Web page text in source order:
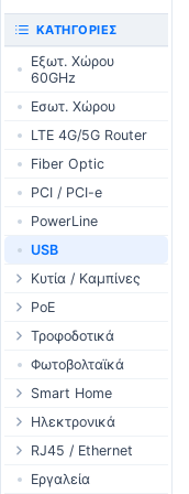
UniFi CloudKeys &
UniFi Switching
Security
UniFi Camera
Accessories
PoE & Power
U Fiber
Rack Mount
RouterBOARD
Διεπαφές
Εξαρτήματα
Κεραίες
SFP / QSFP
ΚΑΤΗΓΟΡΊΕΣ
Εξωτ. Χώρου
60GHz
Εσωτ. Χώρου
LTE 4G/5G Router
Fiber Optic
PCI / PCI-e
PowerLine
USB
Κυτία / Καμπίνες
Outdoor Cases
Indoor Cases
Indoor - Racks
Patch Panels
Accessories
PoE
Desktop Adapter
Wallplug Adapter
DC to DC Adapter
Passive Injector
802.3af/at Injector
Passive Splitter
Τροφοδοτικά
WallPlug
Desktop
Outdoor
Ράγας
PCB Power Supply
Φωτοβολταϊκά
Smart Home
Tuya - WiFi
TUYA - Bluetooth
Zigbee
Ηλεκτρονικά
Ρελέ
Οθόνες
RJ45 / Ethernet
Στροφία Etehernet
Εργαλεία